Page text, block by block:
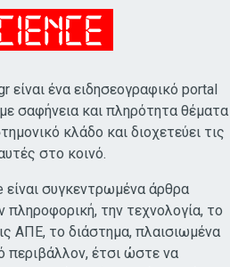
είναι ένα ειδησεογραφικό portal
σαφήνεια και πληρότητα θέματα
κλάδο και διοχετεύει τις
στο κοινό.
συγκεντρωμένα άρθρα
πληροφορική, την τεχνολογία, το
ΑΠΕ, το διάστημα, πλαισιωμένα
περιβάλλον, έτσι ώστε να